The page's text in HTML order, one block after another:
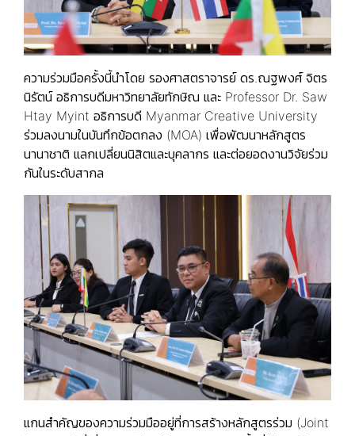
ความร่วมมือครั้งนี้นำโดย รองศาสตราจารย์ ดร.ณฐพงศ์ จิตร
นิรัตน์ อธิการบดีมหาวิทยาลัยทักษิณ และ Professor Dr. Saw
Htay Myint อธิการบดี Myanmar Creative University
ร่วมลงนามในบันทึกข้อตกลง (MOA) เพื่อพัฒนาหลักสูตร
นานาชาติ แลกเปลี่ยนนิสิตและบุคลากร และต่อยอดงานวิจัยร่วม
กันในระดับสากล
แกนสำคัญของความร่วมมืออยู่ที่การสร้างหลักสูตรร่วม (Joint